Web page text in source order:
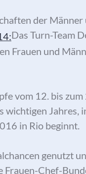
der
Das Turn-Team
Frauen und
vom 12. bis
wichtigen Jahres,
in Rio beginnt.
genutzt
Frauen-Chef-